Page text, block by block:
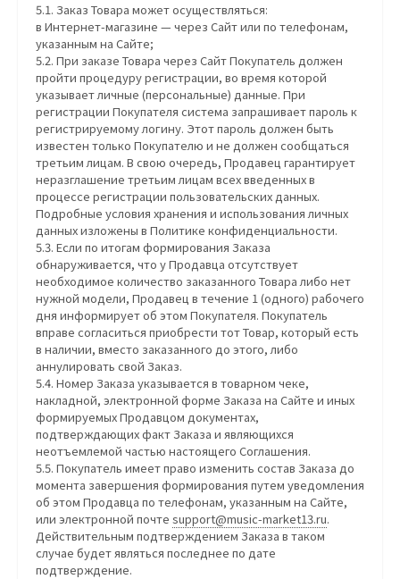
5.1. Заказ Товара может осуществляться:
в Интернет-магазине — через Сайт или по телефонам,
указанным на Сайте;
5.2. При заказе Товара через Сайт Покупатель должен
пройти процедуру регистрации, во время которой
указывает личные (персональные) данные. При
регистрации Покупателя система запрашивает пароль к
регистрируемому логину. Этот пароль должен быть
известен только Покупателю и не должен сообщаться
третьим лицам. В свою очередь, Продавец гарантирует
неразглашение третьим лицам всех введенных в
процессе регистрации пользовательских данных.
Подробные условия хранения и использования личных
данных изложены в Политике конфиденциальности.
5.3. Если по итогам формирования Заказа
обнаруживается, что у Продавца отсутствует
необходимое количество заказанного Товара либо нет
нужной модели, Продавец в течение 1 (одного) рабочего
дня информирует об этом Покупателя. Покупатель
вправе согласиться приобрести тот Товар, который есть
в наличии, вместо заказанного до этого, либо
аннулировать свой Заказ.
5.4. Номер Заказа указывается в товарном чеке,
накладной, электронной форме Заказа на Сайте и иных
формируемых Продавцом документах,
подтверждающих факт Заказа и являющихся
неотъемлемой частью настоящего Соглашения.
5.5. Покупатель имеет право изменить состав Заказа до
момента завершения формирования путем уведомления
об этом Продавца по телефонам, указанным на Сайте,
или электронной почте support@music-market13.ru.
Действительным подтверждением Заказа в таком
случае будет являться последнее по дате
подтверждение.